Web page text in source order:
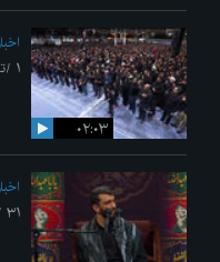
۰۲:۰۳
اخبار
۱ /تیر/ ۱۴۰۵
اخبار
۳۱ /خرداد/ ۱۴۰۵